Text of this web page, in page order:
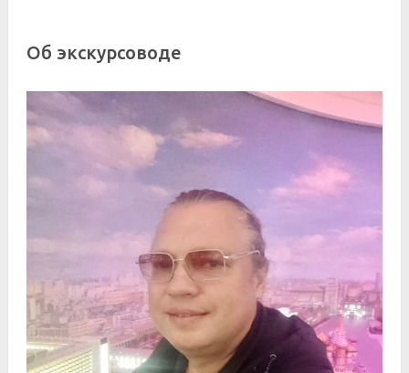
Об экскурсоводе